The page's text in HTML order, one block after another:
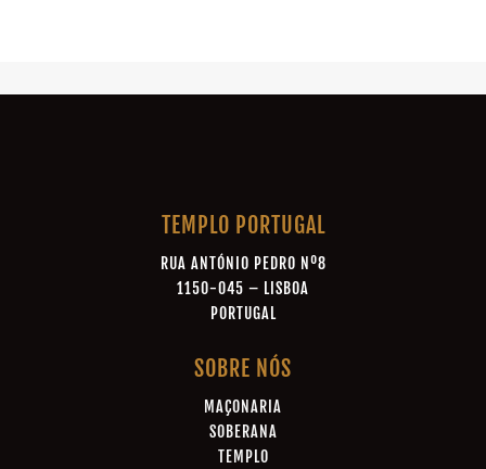
TEMPLO PORTUGAL
RUA ANTÓNIO PEDRO Nº8
1150-045 – LISBOA
PORTUGAL
SOBRE NÓS
MAÇONARIA
SOBERANA
TEMPLO